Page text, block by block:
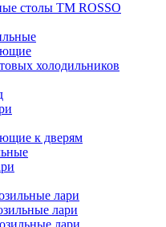
столы ТМ ROSSO
холодильников
к дверям
лари
лари